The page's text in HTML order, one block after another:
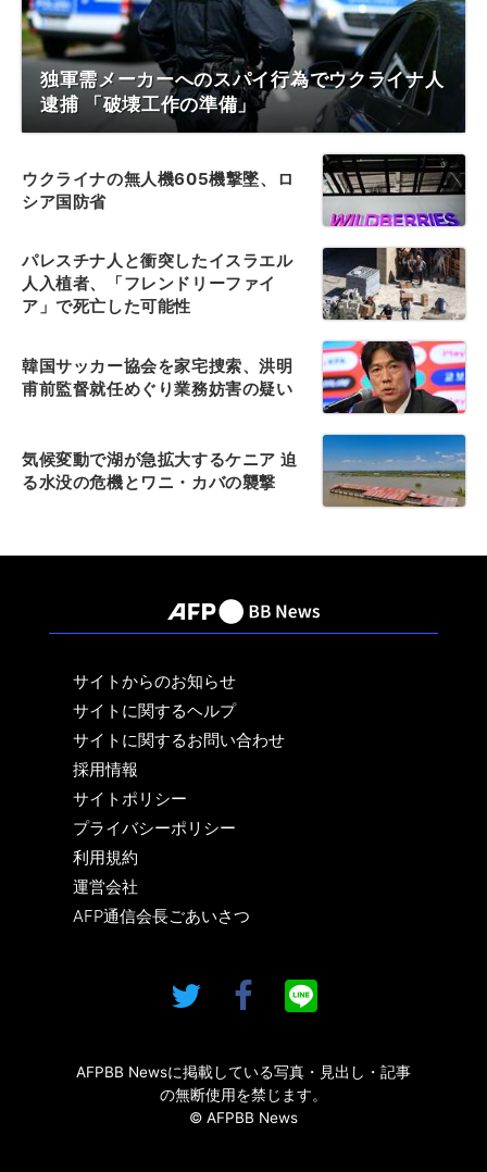
独軍需メーカーへのスパイ行為でウクライナ人
逮捕 「破壊工作の準備」
ウクライナの無人機605機撃墜、ロ
シア国防省
パレスチナ人と衝突したイスラエル
人入植者、「フレンドリーファイ
ア」で死亡した可能性
韓国サッカー協会を家宅捜索、洪明
甫前監督就任めぐり業務妨害の疑い
気候変動で湖が急拡大するケニア 迫
る水没の危機とワニ・カバの襲撃
サイトからのお知らせ
サイトに関するヘルプ
サイトに関するお問い合わせ
採用情報
サイトポリシー
プライバシーポリシー
利用規約
運営会社
AFP通信会長ごあいさつ
AFPBB Newsに掲載している写真・見出し・記事
の無断使用を禁じます。
© AFPBB News